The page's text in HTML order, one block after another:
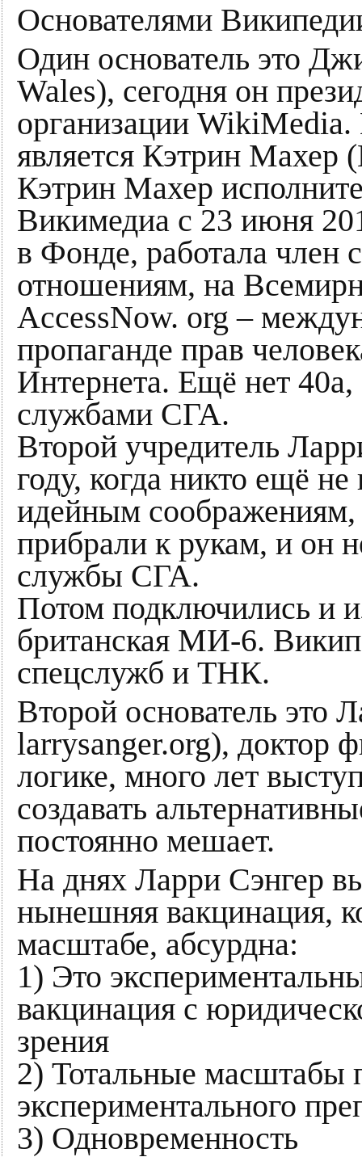
Основателями
Один основатель это
Wales), сегодня он
организации
является Кэтрин Махер
Кэтрин Махер
Викимедиа с 23 июня
в Фонде, работала член
отношениям, на
AccessNow. org –
пропаганде прав
Интернета. Ещё нет 40а,
службами СГА.
Второй учредитель
году, когда никто ещё
идейным
прибрали к рукам, и он
службы СГА.
Потом подключились и
британская МИ-6.
спецслужб и ТНК.
Второй основатель это
larrysanger.org), доктор
логике, много лет
создавать
постоянно мешает.
На днях Ларри Сэнгер
нынешняя вакцинация,
масштабе, абсурдна:
1) Это
вакцинация с
зрения
2) Тотальные масштабы
экспериментального
3) Одновременность